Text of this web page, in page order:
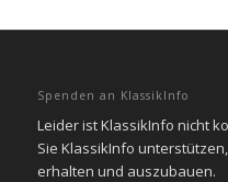
Spenden an KlassikInfo
Leider ist KlassikInfo nicht
Sie KlassikInfo
erhalten und auszubauen.